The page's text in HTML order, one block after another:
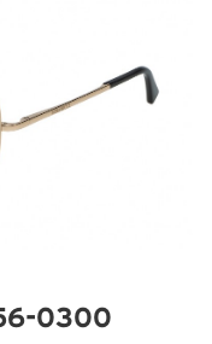
0300